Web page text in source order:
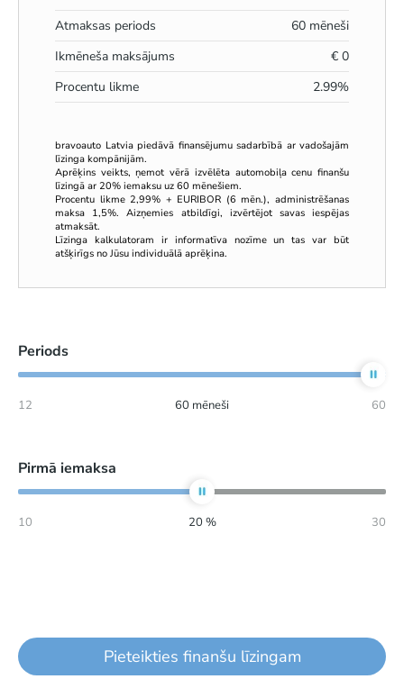
Atmaksas periods
60 mēneši
Ikmēneša maksājums
€ 0
Procentu likme
2.99%
bravoauto Latvia piedāvā finansējumu sadarbībā ar vadošajām
līzinga kompānijām.
Aprēķins veikts, ņemot vērā izvēlēta automobiļa cenu finanšu
līzingā ar 20% iemaksu uz 60 mēnešiem.
Procentu likme 2,99% + EURIBOR (6 mēn.), administrēšanas
maksa 1,5%. Aizņemies atbildīgi, izvērtējot savas iespējas
atmaksāt.
Līzinga kalkulatoram ir informatīva nozīme un tas var būt
atšķirīgs no Jūsu individuālā aprēķina.
Periods
12 60 mēneši 60
Pirmā iemaksa
10 20 % 30
Pieteikties finanšu līzingam